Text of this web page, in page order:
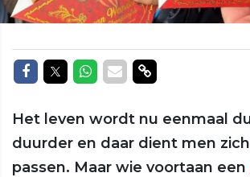
Delen op Facebook
Delen op Twitter
Delen op Whatsapp
Delen via Mail
Delen via link
Het leven wordt nu eenmaal
duurder en daar dient men
passen. Maar wie voortaan een